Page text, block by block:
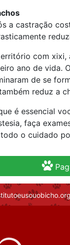
a castração
com xixi,
ano de vida.
de se
reduz a
é essencial
faça
o cuidado